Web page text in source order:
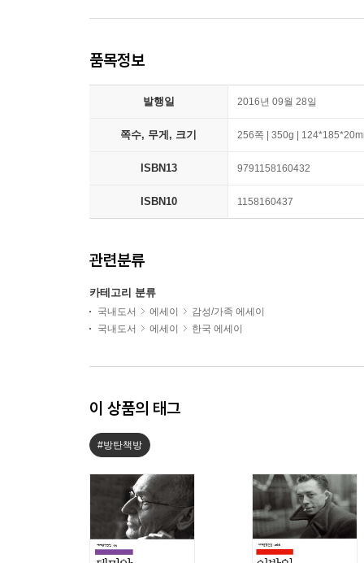
품목정보
발행일 2016년 09월 28일
쪽수, 무게, 크기 256쪽 | 350g |
ISBN13 9791158160432
ISBN10 1158160437
관련분류
카테고리 분류
국내도서 에세이
감성/가족 에세이
국내도서
에세이 한국 에세이
이 상품의 태그
#방탄책방